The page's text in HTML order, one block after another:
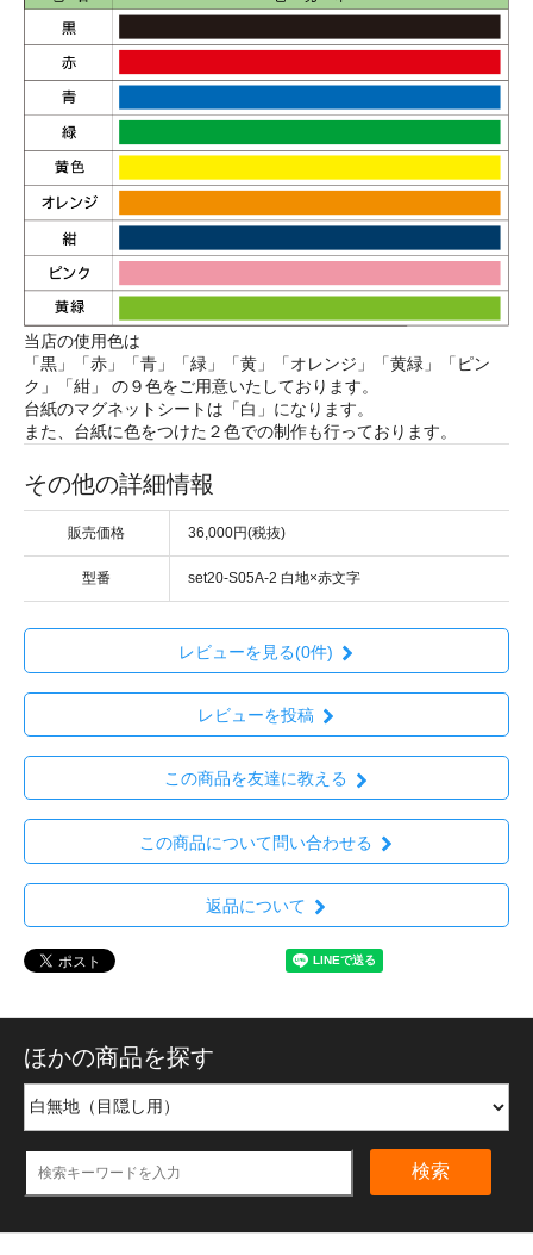
当店の使用色は
「黒」「赤」「青」「緑」「黄」「オレンジ」「黄緑」「ピン
ク」「紺」 の９色をご用意いたしております。
台紙のマグネットシートは「白」になります。
また、台紙に色をつけた２色での制作も行っております。
その他の詳細情報
販売価格 36,000円(税抜)
型番 set20-S05A-2 白地×赤文字
レビューを見る(0件)
レビューを投稿
この商品を友達に教える
この商品について問い合わせる
返品について
ほかの商品を探す
検索